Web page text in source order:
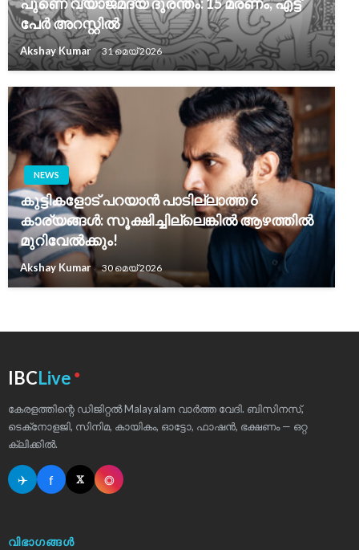
പേർ അറസ്റ്റിൽ
Akshay Kumar 31 മെയ്‌ 2026
NEWS
കുട്ടികളോട് പറയാൻ പാടില്ലാത്ത 6
കാര്യങ്ങൾ: സൂക്ഷിച്ചില്ലെങ്കിൽ ആഴത്തിൽ
മുറിവേൽക്കും!
Akshay Kumar 30 മെയ്‌ 2026
IBCLive ●
കേരളത്തിന്റെ ഡിജിറ്റൽ Malayalam വാർത്ത വേദി. ബിസിനസ്,
ടെക്‌നോളജി, സിനിമ, കായികം, ഓട്ടോ, ഫാഷൻ, ഭക്ഷണം — ഒറ്റ
ക്ലിക്കിൽ.
✈ f 𝕏 ◎
വിഭാഗങ്ങൾ